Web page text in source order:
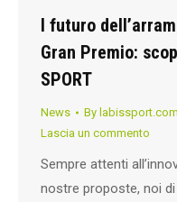
l futuro
Gran Premio:
SPORT
News By labissport.com
Lascia un commento
Sempre attenti
nostre proposte, noi di